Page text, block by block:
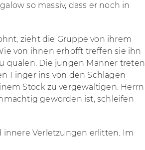
so massiv, dass er noch in
zieht die Gruppe von ihrem
von ihnen erhofft treffen sie ihn
quälen. Die jungen Männer treten
Finger ins von den Schlägen
Stock zu vergewaltigen. Herrn
geworden ist, schleifen
innere Verletzungen erlitten. Im